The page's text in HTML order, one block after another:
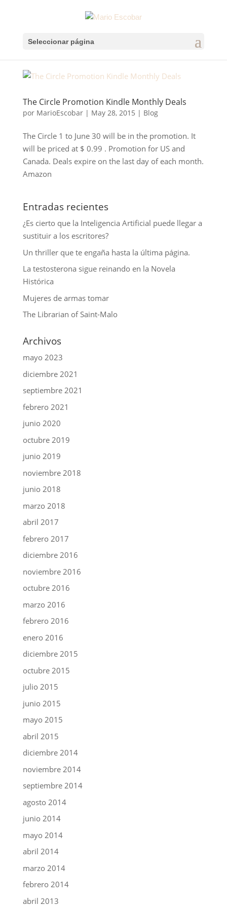
Seleccionar página
The Circle Promotion Kindle Monthly Deals
por MarioEscobar| May 28, 2015 | Blog
The Circle 1 to June 30 will be in the promotion. It
will be priced at $ 0.99 . Promotion for US and
Canada. Deals expire on the last day of each month.
Amazon
Entradas recientes
¿Es cierto que la Inteligencia Artificial puede llegar a
sustituir a los escritores?
Un thriller que te engaña hasta la última página.
La testosterona sigue reinando en la Novela
Histórica
Mujeres de armas tomar
The Librarian of Saint-Malo
Archivos
mayo 2023
diciembre 2021
septiembre 2021
febrero 2021
junio 2020
octubre 2019
junio 2019
noviembre 2018
junio 2018
marzo 2018
abril 2017
febrero 2017
diciembre 2016
noviembre 2016
octubre 2016
marzo 2016
febrero 2016
enero 2016
diciembre 2015
octubre 2015
julio 2015
junio 2015
mayo 2015
abril 2015
diciembre 2014
noviembre 2014
septiembre 2014
agosto 2014
junio 2014
mayo 2014
abril 2014
marzo 2014
febrero 2014
abril 2013